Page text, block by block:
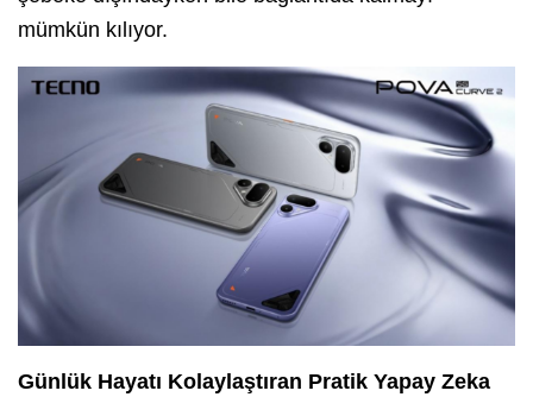
mümkün kılıyor.
Günlük Hayatı Kolaylaştıran Pratik Yapay Zeka